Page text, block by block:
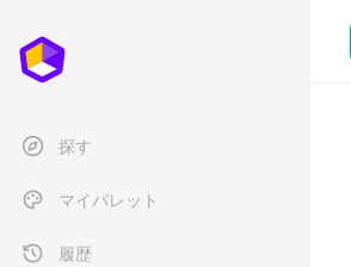
探す
マイパレット
履歴